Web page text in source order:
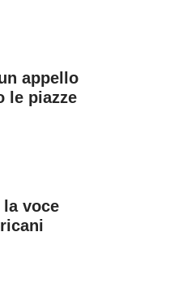
appello
le piazze
la voce